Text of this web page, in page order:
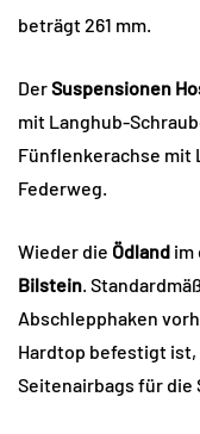
beträgt 261 mm.
DerSuspensionen
mit Langhub-
Fünflenkerachse mit
Federweg.
Wieder die Ödland im
Bilstein.
Abschlepphaken
Hardtop befestigt
Seitenairbags für die